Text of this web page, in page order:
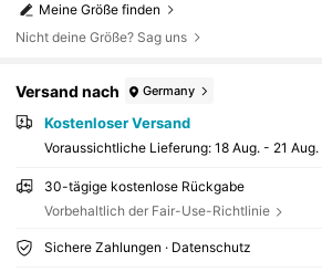
Meine Größe finden
Nicht deine Größe? Sag uns
Versand nach Germany
Kostenloser Versand
Voraussichtliche Lieferung: 18 Aug. - 21 Aug.
30-tägige kostenlose Rückgabe
Vorbehaltlich der Fair-Use-Richtlinie
Sichere Zahlungen · Datenschutz